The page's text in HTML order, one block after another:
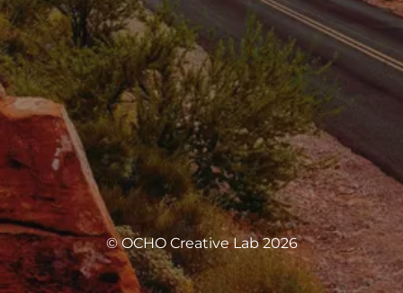
© OCHO Creative Lab 2026